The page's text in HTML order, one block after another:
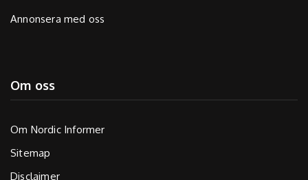
Annonsera med oss
Om oss
Om Nordic Informer
Sitemap
Disclaimer